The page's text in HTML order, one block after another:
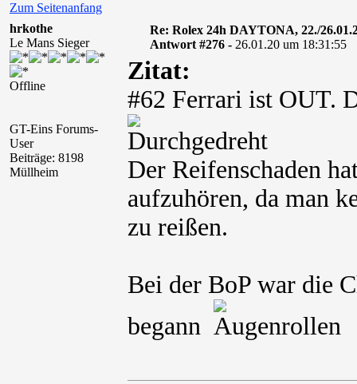
Zum Seitenanfang
hrkothe
Le Mans Sieger
Offline
GT-Eins Forums-
User
Beiträge: 8198
Müllheim
Re: Rolex 24h DAYTONA, 22./
Antwort #276 - 26.01.20 um 18:31:55
Zitat:
#62 Ferrari ist OUT.
Der Reifenschaden
aufzuhören, da man
zu reißen.
Bei der BoP war die
begann